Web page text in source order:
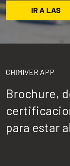
IR A LAS
CHIMIVER APP
Brochure,
para estar